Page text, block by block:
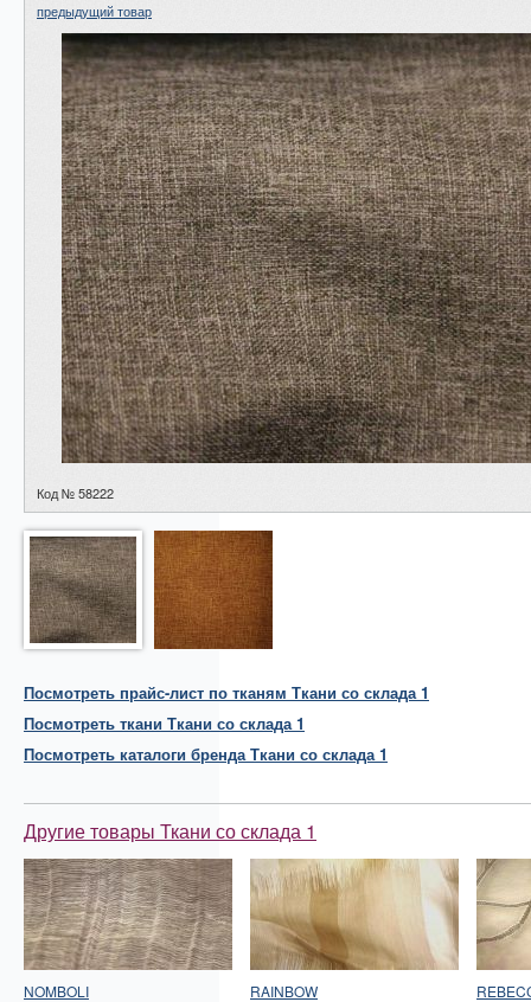
предыдущий товар
Код № 58222
Посмотреть прайс-лист по тканям Ткани со склада 1
Посмотреть ткани Ткани со склада 1
Посмотреть каталоги бренда Ткани со склада 1
Другие товары Ткани со склада 1
NOMBOLI RAINBOW